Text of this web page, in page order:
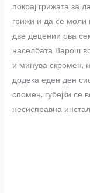
покрај грижата за
грижи и да се моли
две децении ова
населбата Варош
и минува скромен,
додека еден ден
спомен, губејќи се
несисправна